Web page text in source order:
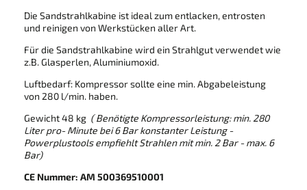
Die Sandstrahlkabine ist ideal zum entlacken, entrosten
und reinigen von Werkstücken aller Art.
Für die Sandstrahlkabine wird ein Strahlgut verwendet wie
z.B. Glasperlen, Aluminiumoxid.
Luftbedarf: Kompressor sollte eine min. Abgabeleistung
von 280 l/min. haben.
Gewicht 48 kg ( Benötigte Kompressorleistung: min. 280
Liter pro- Minute bei 6 Bar konstanter Leistung -
Powerplustools empfiehlt Strahlen mit min. 2 Bar - max. 6
Bar)
CE Nummer: AM 500369510001